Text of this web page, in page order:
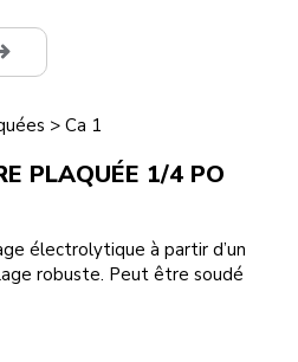
> Ca 1
PLAQUÉE 1/4 PO
électrolytique à partir d’un
robuste. Peut être soudé